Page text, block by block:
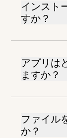
インスト
すか？
アプリは
ますか？
ファイル
か？